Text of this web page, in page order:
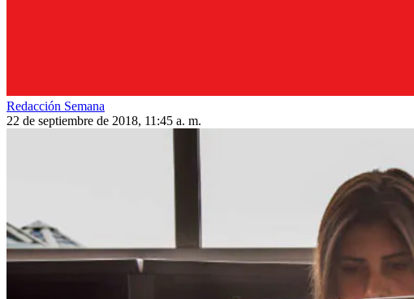
Redacción Semana
22 de septiembre de 2018, 11:45 a. m.